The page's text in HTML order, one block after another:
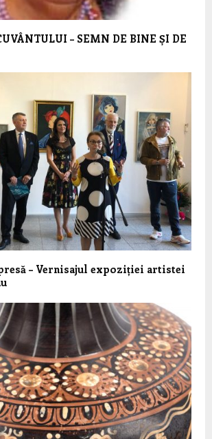
– SEMN DE BINE ȘI DE
– Vernisajul expoziției artistei